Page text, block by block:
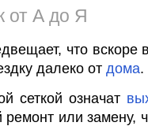
от А до Я
что вскоре
далеко от дома.
сеткой означат
или замену,